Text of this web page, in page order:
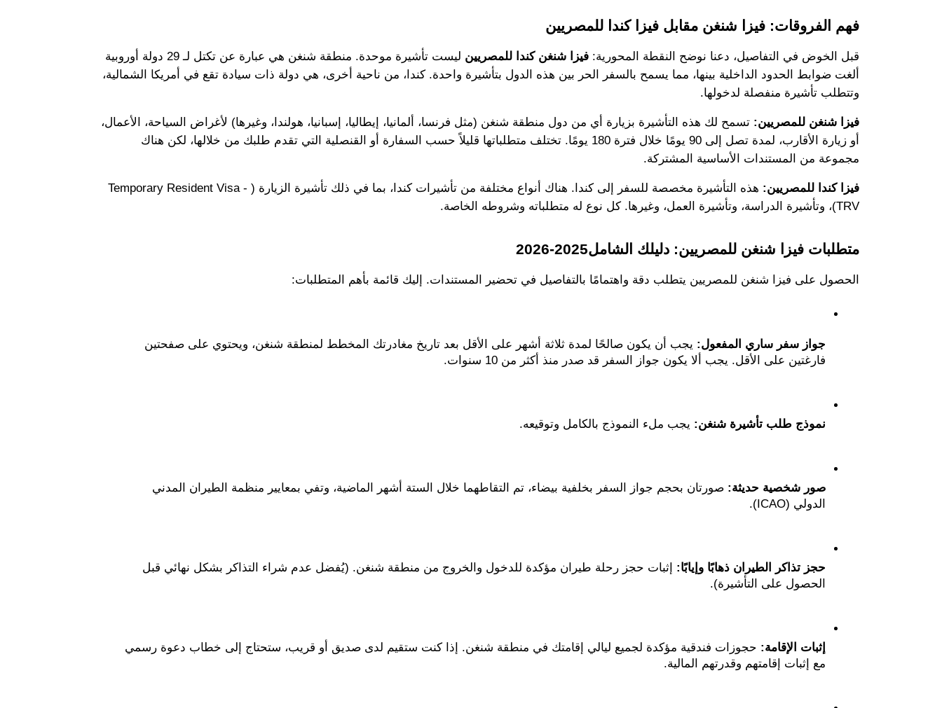
فهم الفروقات: فيزا شنغن مقابل فيزا كندا للمصريين
قبل الخوض في التفاصيل، دعنا نوضح النقطة المحورية: فيزا شنغن كندا للمصريين
وتتطلب تأشيرة منفصلة لدخولها.
فيزا شنغن للمصريين:
مجموعة من المستندات الأساسية المشتركة.
فيزا كندا للمصريين:
هذه التأشيرة مخصصة للسفر إلى كندا. هناك أنواع مختلفة من تأشيرات كندا، بما في ذلك تأشيرة الزيارة (Temporary Resident Visa -
TRV)، وتأشيرة الدراسة، وتأشيرة العمل، وغيرها. كل نوع له متطلباته وشروطه الخاصة.
متطلبات فيزا شنغن للمصريين: دليلك الشامل2025-2026
الحصول على فيزا شنغن للمصريين يتطلب دقة واهتمامًا بالتفاصيل في تحضير المستندات. إليك قائمة بأهم المتطلبات:
جواز سفر ساري المفعول:
فارغتين على الأقل. يجب ألا يكون جواز السفر قد صدر منذ أكثر من 10 سنوات.
نموذج طلب تأشيرة شنغن: يجب ملء النموذج بالكامل وتوقيعه.
صور شخصية حديثة:
الدولي (ICAO).
حجز تذاكر الطيران ذهابًا وإيابًا:
الحصول على التأشيرة).
إثبات الإقامة:
مع إثبات إقامتهم وقدرتهم المالية.